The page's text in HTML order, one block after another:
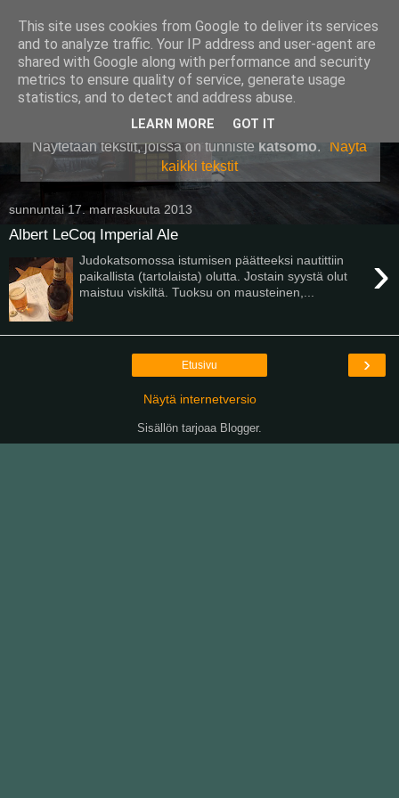
Pullollinen
Näytetään tekstit, joissa on tunniste katsomo.
Näytä
kaikki tekstit
sunnuntai 17. marraskuuta 2013
Albert LeCoq Imperial Ale
›
Judokatsomossa istumisen päätteeksi nautittiin
paikallista (tartolaista) olutta. Jostain syystä olut
maistuu viskiltä. Tuoksu on mausteinen,...
›
Etusivu
Näytä internetversio
Sisällön tarjoaa Blogger.
This site uses cookies from Google to deliver its services
and to analyze traffic. Your IP address and user-agent are
shared with Google along with performance and security
metrics to ensure quality of service, generate usage
statistics, and to detect and address abuse.
LEARN MORE GOT IT